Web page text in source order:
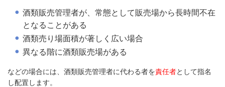
酒類販売管理者が、常態として販売場から長時間不在
となることがある
酒類売り場面積が著しく広い場合
異なる階に酒類販売場がある
などの場合には、酒類販売管理者に代わる者を責任者として指名
し配置します。